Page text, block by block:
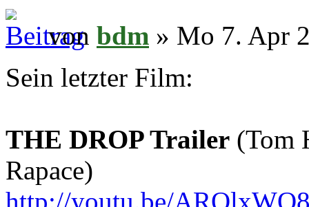
von bdm » Mo 7. Apr
Sein letzter Film:
THE DROP Trailer (Tom
Rapace)
http://youtu.be/